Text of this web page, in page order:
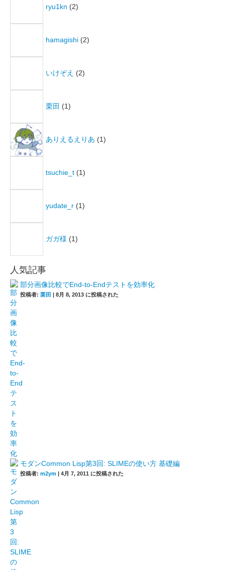
ryu1kn (2)
hamagishi (2)
いけぞえ (2)
栗田 (1)
ありえるえりあ (1)
tsuchie_t (1)
yudate_r (1)
ガガ様 (1)
人気記事
部分画像比較でEnd-to-Endテストを効率化
投稿者: 栗田 | 8月 8, 2013 に投稿された
モダンCommon Lisp第3回: SLIMEの使い方 基礎編
投稿者: m2ym | 4月 7, 2011 に投稿された